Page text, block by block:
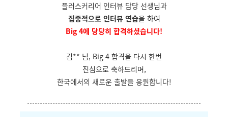
플러스커리어 인터뷰 담당 선생님과
집중적으로 인터뷰 연습을 하여
Big 4에 당당히 합격하셨습니다!
김** 님, Big 4 합격을 다시 한번
진심으로 축하드리며,
한국에서의 새로운 출발을 응원합니다!